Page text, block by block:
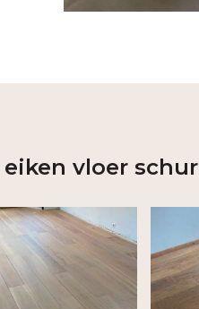
vloer